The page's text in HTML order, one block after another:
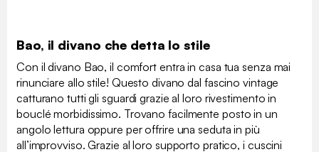
Bao, il divano che detta lo stile
Con il divano Bao, il comfort entra in casa tua senza mai
rinunciare allo stile! Questo divano dal fascino vintage
catturano tutti gli sguardi grazie al loro rivestimento in
bouclé morbidissimo. Trovano facilmente posto in un
angolo lettura oppure per offrire una seduta in più
all’improvviso. Grazie al loro supporto pratico, i cuscini